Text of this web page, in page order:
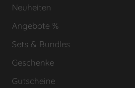
Neuheiten
Angebote %
Sets & Bundles
Geschenke
Gutscheine